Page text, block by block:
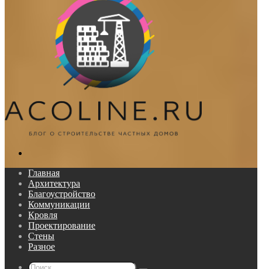
Главная
Архитектура
Благоустройство
Коммуникации
Кровля
Проектирование
Стены
Разное